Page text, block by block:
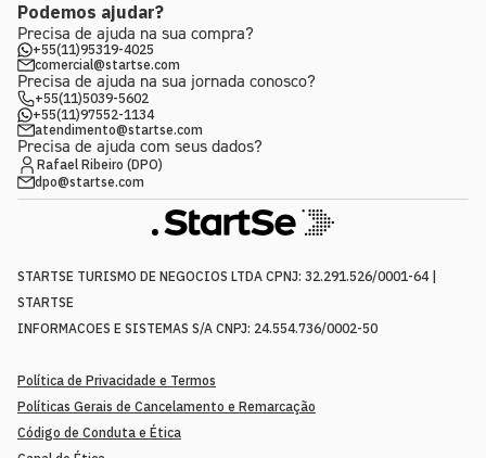
Podemos ajudar?
Precisa de ajuda na sua compra?
+55(11)95319-4025
comercial@startse.com
Precisa de ajuda na sua jornada conosco?
+55(11)5039-5602
+55(11)97552-1134
atendimento@startse.com
Precisa de ajuda com seus dados?
Rafael Ribeiro (DPO)
dpo@startse.com
STARTSE TURISMO DE NEGOCIOS LTDA CPNJ: 32.291.526/0001-64 |
STARTSE
INFORMACOES E SISTEMAS S/A CNPJ: 24.554.736/0002-50
Política de Privacidade e Termos
Políticas Gerais de Cancelamento e Remarcação
Código de Conduta e Ética